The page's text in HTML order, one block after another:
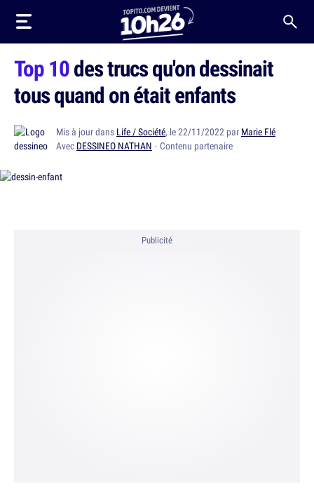
Top 10des trucs qu'on dessinait
tous quand on était enfants
Mis à jour dans Life / Société, le 22/11/2022 par Marie Flé
Avec DESSINEO NATHAN · Contenu partenaire
Publicité